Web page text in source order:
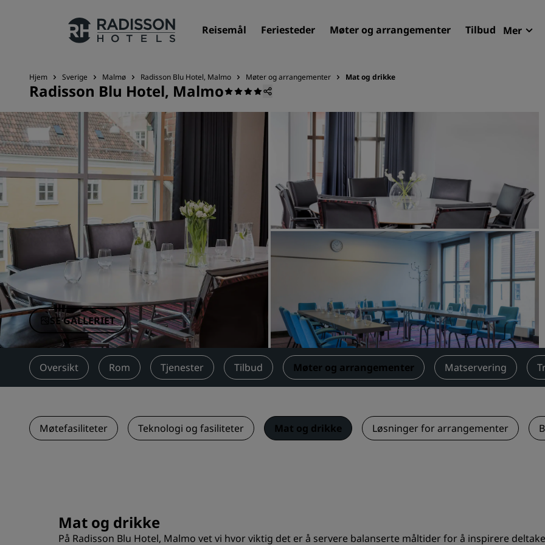
Reisemål Feriesteder Møter og arrangementer Tilbud Mer
Merkevarene våre
Radisson Hotels-merker
Tilknyttede merker i Kina
Flyplasshoteller
Nye og kommende hoteller
Møter og arrangementer
Opplev Radisson Meetings
Bestill et møterom
Be om et tilbud
Arrangementsreisemål
Bransjeløsninger
Søk etter flyvninger
Søk etter flyvninger
Matservering
Søk etter en restaurant
Hjem Sverige Malmø Radisson Blu Hotel, Malmo Møter og arrangementer Mat og drikke
Radisson Blu Hotel, Malmo
SE GALLERIET
Oversikt Rom Tjenester Tilbud Møter og arrangementer Matservering
Møtefasiliteter Teknologi og fasiliteter Mat og drikke Løsninger for arrangementer
Mat og drikke
På Radisson Blu Hotel, Malmo vet vi hvor viktig det er å servere balanserte måltider for å inspirere